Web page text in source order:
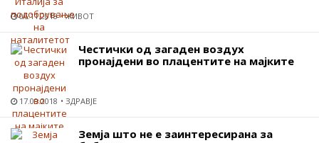
06.11.2018 ЖИВОТ
Честички од загаден воздух
пронајдени во плацентите на мајките
17.09.2018 ЗДРАВЈЕ
Земја што не е заинтересирана за